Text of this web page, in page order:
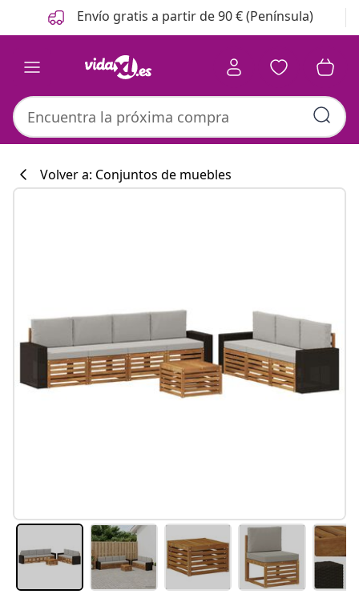
Anterior
Siguiente Envío gratis a partir de 90 € (Península)
Volver a: Conjuntos de muebles